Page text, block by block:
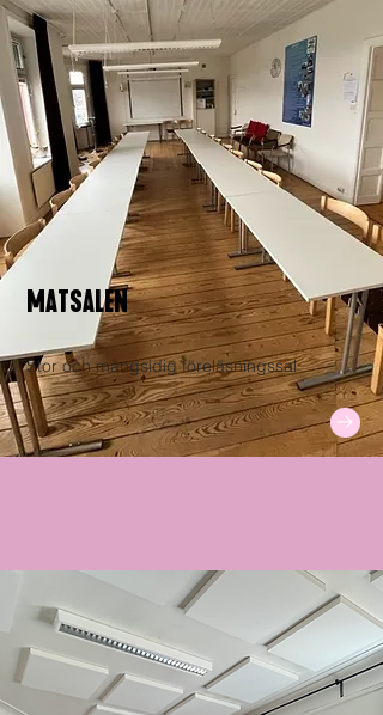
MATSALEN
Stor och mångsidig föreläsningssal